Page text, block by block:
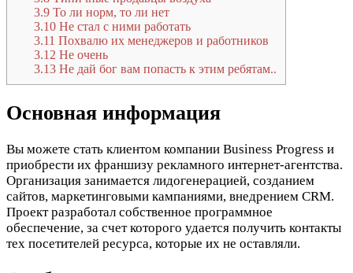
3.9 То ли норм, то ли нет
3.10 Не стал с ними работать
3.11 Похвалю их менеджеров и работников
3.12 Не очень
3.13 Не дай бог вам попасть к этим ребятам..
Основная информация
Вы можете стать клиентом компании Business Progress и
приобрести их франшизу рекламного интернет-агентства.
Организация занимается лидогенерацией, созданием
сайтов, маркетинговыми кампаниями, внедрением CRM.
Проект разработал собственное программное
обеспечение, за счет которого удается получить контакты
тех посетителей ресурса, которые их не оставляли.